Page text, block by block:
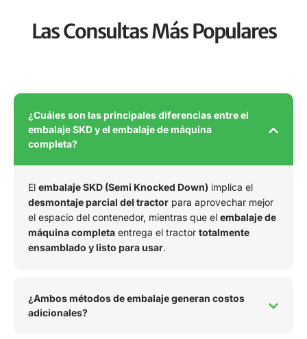
Las Consultas Más Populares
¿Cuáles son las principales diferencias entre el
embalaje SKD y el embalaje de máquina
completa?
El embalaje SKD (Semi Knocked Down) implica el
desmontaje parcial del tractor para aprovechar mejor
el espacio del contenedor, mientras que el embalaje de
máquina completa entrega el tractor totalmente
ensamblado y listo para usar.
¿Ambos métodos de embalaje generan costos
adicionales?